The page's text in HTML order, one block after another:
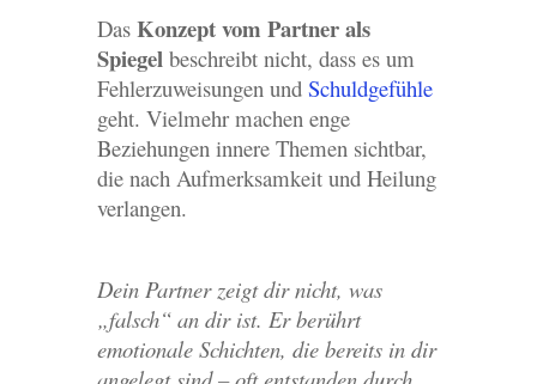
Das Konzept vom Partner als
Spiegelbeschreibt nicht, dass es um
Fehlerzuweisungen und Schuldgefühle
geht. Vielmehr machen enge
Beziehungen innere Themen sichtbar,
die nach Aufmerksamkeit und Heilung
verlangen.
Dein Partner zeigt dir nicht, was
„falsch“ an dir ist. Er berührt
emotionale Schichten, die bereits in dir